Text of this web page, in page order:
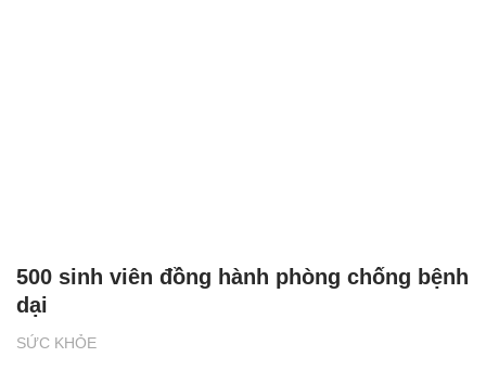
SỨC KHỎE
500 sinh viên đồng hành phòng chống bệnh
dại